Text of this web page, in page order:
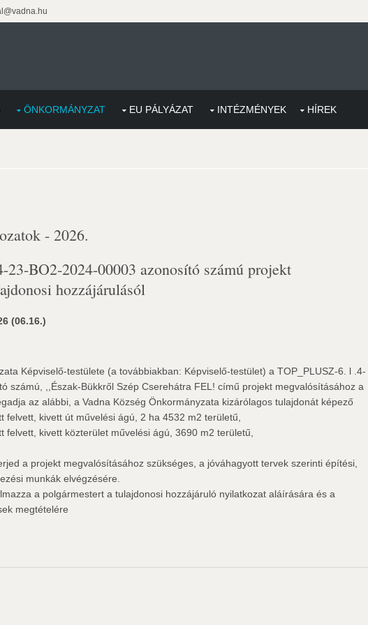
ÖNKORMÁNYZAT EU PÁLYÁZAT INTÉZMÉNYEK HÍREK
- 2026.
BO2-2024-00003 azonosító számú projekt
hozzájárulásól
(06.16.)
Képviselő-testülete (a továbbiakban: Képviselő-testület) a TOP_PLUSZ-6. l .4-
számú, ,,Észak-Bükkről Szép Cserehátra FEL! című projekt megvalósításához a
az alábbi, a Vadna Község Önkormányzata kizárólagos tulajdonát képező
felvett, kivett út művelési ágú, 2 ha 4532 m2 területű,
felvett, kivett közterület művelési ágú, 3690 m2 területű,
a projekt megvalósításához szükséges, a jóváhagyott tervek szerinti építési,
munkák elvégzésére.
a polgármestert a tulajdonosi hozzájáruló nyilatkozat aláírására és a
megtételére